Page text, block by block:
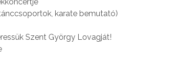
karate bemutató)
Szent György Lovagját!